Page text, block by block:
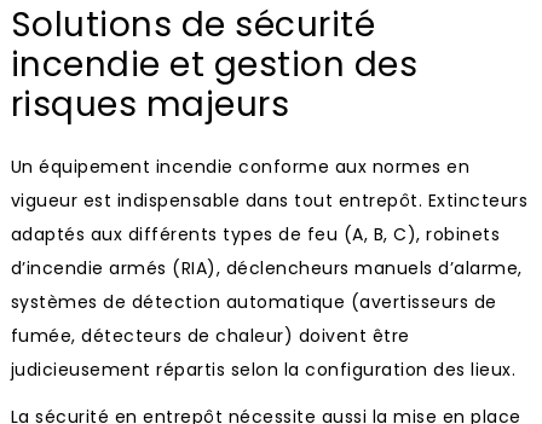
Solutions de sécurité
incendie et gestion des
risques majeurs
Un équipement incendie conforme aux normes en
vigueur est indispensable dans tout entrepôt. Extincteurs
adaptés aux différents types de feu (A, B, C), robinets
d’incendie armés (RIA), déclencheurs manuels d’alarme,
systèmes de détection automatique (avertisseurs de
fumée, détecteurs de chaleur) doivent être
judicieusement répartis selon la configuration des lieux.
La sécurité en entrepôt nécessite aussi la mise en place